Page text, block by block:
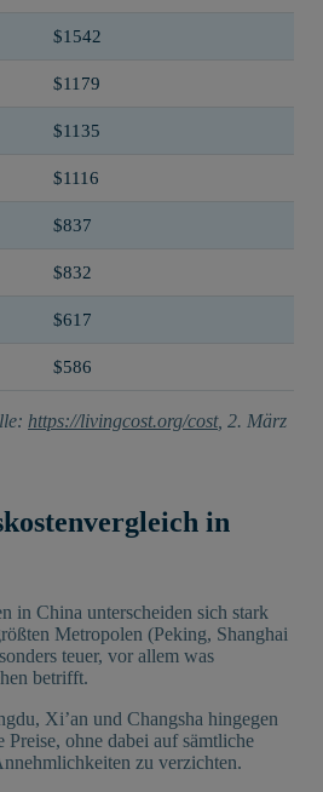
$1542
$1179
$1135
$1116
$837
$832
$617
$586
https://livingcost.org/cost, 2. März
in
in China unterscheiden sich stark
Metropolen (Peking, Shanghai
teuer, vor allem was
betrifft.
Xi’an und Changsha hingegen
Preise, ohne dabei auf sämtliche
zu verzichten.